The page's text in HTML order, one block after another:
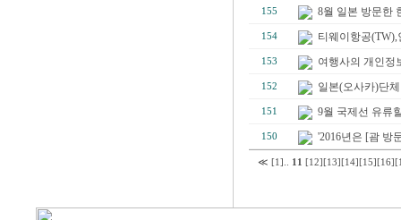
155 8월 일본 방문한
154 티웨이항공(TW),
153 여행사의 개인정
152 일본(오사카)단
151 9월 국제선 유류
150 '2016년은 [괌 방
≪ [1] 11 [12] [13] [14] [15] [16]